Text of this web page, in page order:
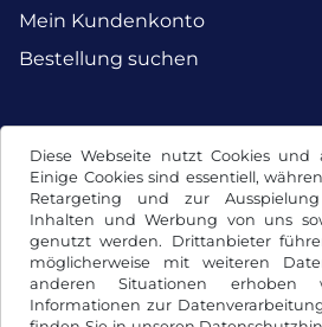
Diese Webseite nutzt Cookies und
Einige Cookies sind essentiell,
Retargeting und zur
Inhalten und Werbung von uns
genutzt werden. Drittanbieter
möglicherweise mit weiteren
anderen Situationen erhoben
Informationen zur
Mein Kundenkonto
Bestellung suchen
Facebook Instagram